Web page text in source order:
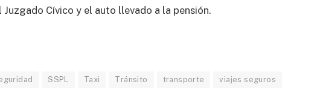
Cívico y el auto llevado a la pensión.
SSPL Taxi Tránsito transporte viajes seguros